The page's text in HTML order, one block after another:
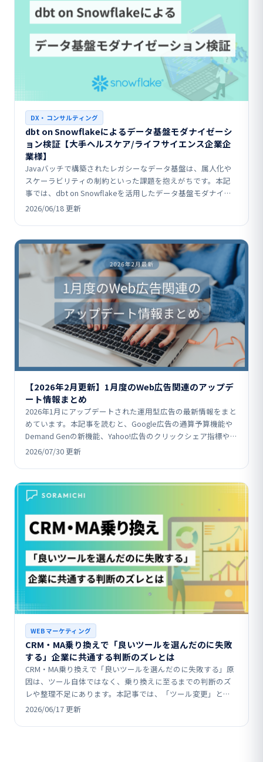
DX・コンサルティング
dbt on Snowflakeによるデータ基盤モダナイゼーシ
ョン検証【大手ヘルスケア/ライフサイエンス企業企
業様】
Javaバッチで構築されたレガシーなデータ基盤は、属人化や
スケーラビリティの制約といった課題を抱えがちです。本記
事では、dbt on Snowflakeを活用したデータ基盤モダナイゼ
ーションのPoC事例として、既存ロジッ…
2026/06/18 更新
【2026年2月更新】1月度のWeb広告関連のアップデ
ート情報まとめ
2026年1月にアップデートされた運用型広告の最新情報をまと
めています。本記事を読むと、Google広告の通算予算機能や
Demand Genの新機能、Yahoo!広告のクリックシェア指標や
ABEMA配信対応、Micros…
2026/07/30 更新
WEBマーケティング
CRM・MA乗り換えで「良いツールを選んだのに失敗
する」企業に共通する判断のズレとは
CRM・MA乗り換えで「良いツールを選んだのに失敗する」原
因は、ツール自体ではなく、乗り換えに至るまでの判断のズ
レや整理不足にあります。本記事では、「ツール変更」と
「設計変更」を混同する落とし穴、既存システムの負債や部
2026/06/17 更新